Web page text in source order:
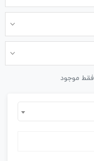
فقط موجود